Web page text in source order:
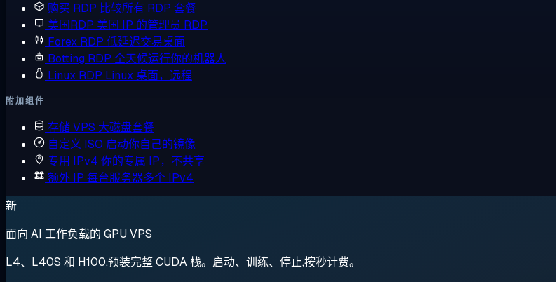
购买 RDP 比较所有 RDP 套餐
美国RDP 美国 IP 的管理员 RDP
Forex RDP 低延迟交易桌面
Botting RDP 全天候运行你的机器人
Linux RDP Linux 桌面，远程
附加组件
存储 VPS 大磁盘套餐
自定义 ISO 启动你自己的镜像
专用 IPv4 你的专属 IP，不共享
额外 IP 每台服务器多个 IPv4
新
面向 AI 工作负载的 GPU VPS
L4、L40S 和 H100,预装完整 CUDA 栈。启动、训练、停止,按秒计费。